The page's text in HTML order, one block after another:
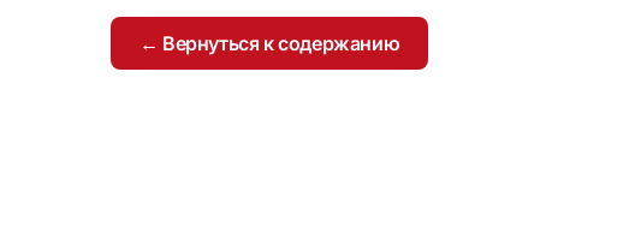
← Вернуться к содержанию